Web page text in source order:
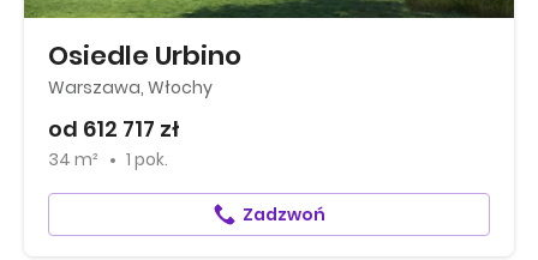
Osiedle Urbino
Warszawa, Włochy
od 612 717 zł
34 m² 1 pok.
Zadzwoń